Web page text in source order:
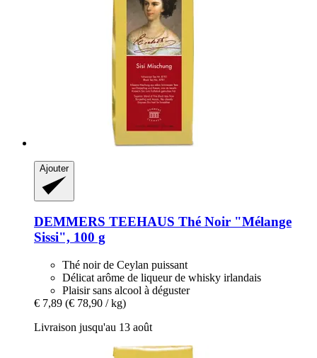
Ajouter
DEMMERS TEEHAUS Thé Noir "Mélange
Sissi", 100 g
Thé noir de Ceylan puissant
Délicat arôme de liqueur de whisky irlandais
Plaisir sans alcool à déguster
€ 7,89 (€ 78,90 / kg)
Livraison jusqu'au 13 août